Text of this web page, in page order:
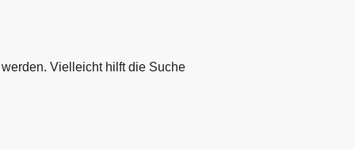
Vielleicht hilft die Suche